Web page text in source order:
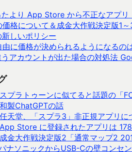
より App Store から不正なアプ
格について＆成金大作戦決定版1
しいポリシー
に価格が決められるようになるの
アカウントが出た場合の対処法
スプラトゥーンに似てると話題の「
和製ChatGPTの話
任天堂、「スプラ3」非正規アプリに
App Store に登録されたアプリは
成金大作戦決定版2「通常マップ2
ナソニックからUSB-Cの壁コンセ